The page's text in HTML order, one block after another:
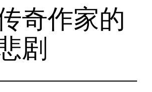
奇作家的
剧